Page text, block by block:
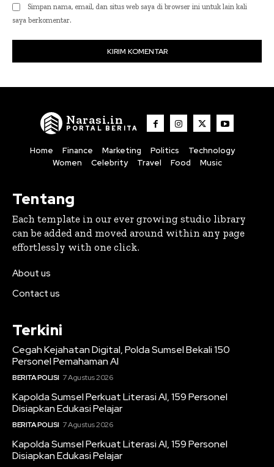
Simpan nama, email, dan situs web saya di browser ini untuk lain kali
saya berkomentar.
Narasi.in
PORTAL BERITA
Home Finance Marketing Politics
Technology
Women
Celebrity Travel Food Music
Tentang
Each template in our ever growing studio library
can be added and moved around within any page
effortlessly with one click.
About us
Contact us
Terkini
Cegah Kejahatan Digital, Polda Sumsel Bekali 150
Personel Pemahaman AI
BERITA POLISI 7 Agustus 2026
Kapolda Sumsel Perkuat Literasi AI, 159 Personel
Disiapkan Edukasi Pelajar
BERITA POLISI 7 Agustus 2026
Kapolda Sumsel Perkuat Literasi AI, 159 Personel
Disiapkan Edukasi Pelajar